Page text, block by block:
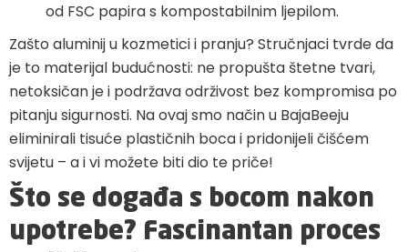
od FSC papira s kompostabilnim ljepilom.
Zašto aluminij u kozmetici i pranju? Stručnjaci tvrde da
je to materijal budućnosti: ne propušta štetne tvari,
netoksičan je i podržava održivost bez kompromisa po
pitanju sigurnosti. Na ovaj smo način u BajaBeeju
eliminirali tisuće plastičnih boca i pridonijeli čišćem
svijetu – a i vi možete biti dio te priče!
Što se događa s bocom nakon
upotrebe? Fascinantan proces